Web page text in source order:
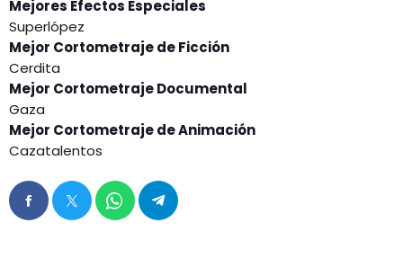
Mejores Efectos Especiales
Superlópez
Mejor Cortometraje de Ficción
Cerdita
Mejor Cortometraje Documental
Gaza
Mejor Cortometraje de Animación
Cazatalentos